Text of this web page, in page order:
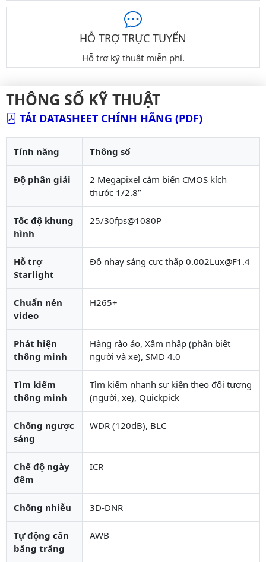
HỖ TRỢ TRỰC TUYẾN
Hỗ trợ kỹ thuật miễn phí.
THÔNG SỐ KỸ THUẬT
TẢI DATASHEET CHÍNH HÃNG (PDF)
Tính năng Thông số
Độ phân giải
2 Megapixel cảm biến CMOS kích
thước 1/2.8”
Tốc độ khung
hình
25/30fps@1080P
Hỗ trợ
Starlight
Độ nhạy sáng cực thấp 0.002Lux@F1.4
Chuẩn nén
video
H265+
Phát hiện
thông minh
Hàng rào ảo, Xâm nhập (phân biệt
người và xe), SMD 4.0
Tìm kiếm
thông minh
Tìm kiếm nhanh sự kiện theo đối tượng
(người, xe), Quickpick
Chống ngược
sáng
WDR (120dB), BLC
Chế độ ngày
đêm
ICR
Chống nhiễu 3D-DNR
Tự động cân
bằng trắng
AWB